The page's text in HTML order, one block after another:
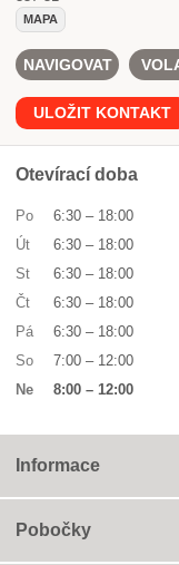
MAPA
NAVIGOVAT
ULOŽIT KONTAKT
Otevírací doba
Po 6:30 – 18:00
Út
6:30 – 18:00
St
6:30 – 18:00
Čt
6:30 – 18:00
Pá
6:30 – 18:00
So
7:00 – 12:00
Ne
8:00 – 12:00
Informace
Pobočky